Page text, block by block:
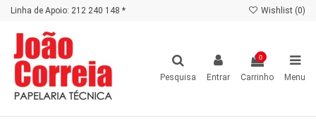
Linha de Apoio: 212 240 148 * Wishlist (0)
Pesquisa Entrar
0
Carrinho Menu